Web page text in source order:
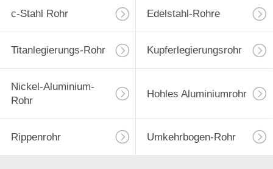
c-Stahl Rohr Edelstahl-Rohre
Titanlegierungs-Rohr Kupferlegierungsrohr
Nickel-Aluminium-
Rohr
Hohles Aluminiumrohr
Rippenrohr Umkehrbogen-Rohr